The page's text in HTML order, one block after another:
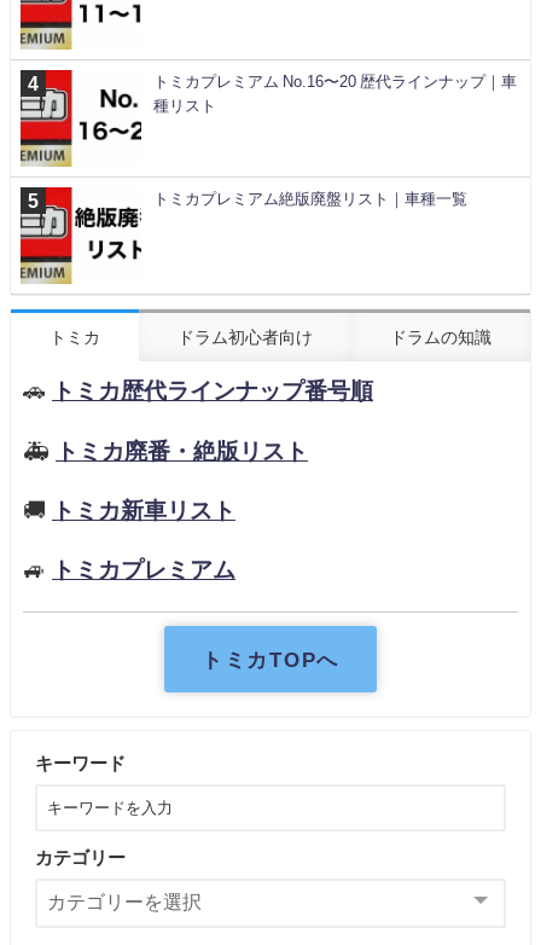
トミカプレミアム No.16〜20 歴代ラインナップ｜車
種リスト
トミカプレミアム絶版廃盤リスト｜車種一覧
トミカ ドラム初心者向け ドラムの知識
🚗 トミカ歴代ラインナップ番号順
🚑 トミカ廃番・絶版リスト
🚚 トミカ新車リスト
🚙 トミカプレミアム
トミカTOPへ
キーワード
カテゴリー